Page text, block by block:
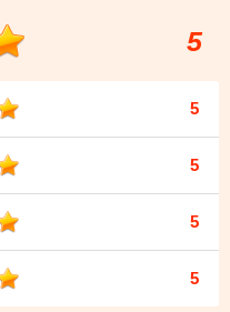
5
5
5
5
5